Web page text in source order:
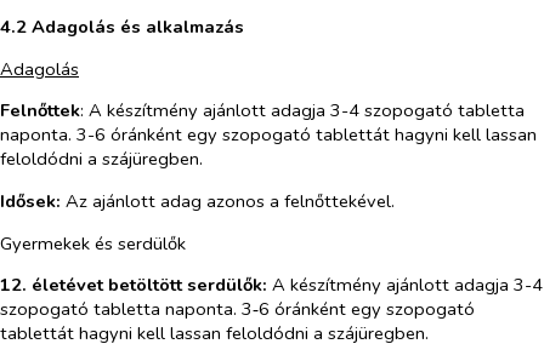
4.2 Adagolás és alkalmazás
Adagolás
Felnőttek: A készítmény ajánlott adagja 3-4 szopogató tabletta
naponta. 3-6 óránként egy szopogató tablettát hagyni kell lassan
feloldódni a szájüregben.
Idősek: Az ajánlott adag azonos a felnőttekével.
Gyermekek és serdülők
12. életévet betöltött serdülők: A készítmény ajánlott adagja 3-4
szopogató tabletta naponta. 3‑6 óránként egy szopogató
tablettát hagyni kell lassan feloldódni a szájüregben.